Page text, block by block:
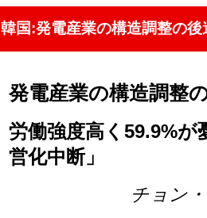
韓国:発電産業の構造調整の
発電産業の構造調整
労働強度高く59.9%が
営化中断」
チョン